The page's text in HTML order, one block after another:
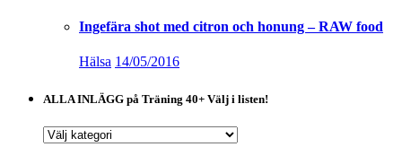
Ingefära shot med citron och honung – RAW food
Hälsa 14/05/2016
ALLA INLÄGG på Träning 40+ Välj i listen!
ALLA